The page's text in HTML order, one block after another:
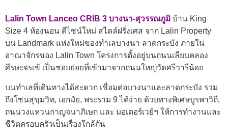
Lalin Town Lanceo CRIB 3 บางนา-สุวรรณภูมิ บ้าน King
Size 4 ห้องนอน ดีไซน์ใหม่ สไตล์ฝรั่งเศส จาก Lalin Property
บน Landmark แห่งใหม่ของทำเลบางนา ลาดกระบัง ภายใน
อาณาจักรของ Lalin Town โครงการตั้งอยู่บนถนนเลียบคลอง
ศีรษะจรเข้ เป็นซอยย่อยที่เข้ามาจากถนนใหญ่วัดศรีวารีน้อย
บนทำเลที่เดินทางได้สะดวก เชื่อมต่อบางนาและลาดกระบัง รวม
ถึงโซนสุขุมวิท, เอกมัย, พระราม 9 ได้ง่าย ด้วยทางพิเศษบูรพาวิถี,
ถนนวงแหวนกาญจนาภิเษก และ มอเตอร์เวย์ฯ ให้การทำงานและ
ชีวิตครอบครัวเป็นเรื่องใกล้กัน